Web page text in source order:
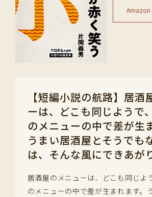
Amazon
【短編小説の航路】居酒
ーは、どこも同じようで
のメニューの中で差が生
うまい居酒屋とそうでも
は、そんな風にできあが
居酒屋のメニューは、どこも同じよ
のメニューの中で差が生まれます。